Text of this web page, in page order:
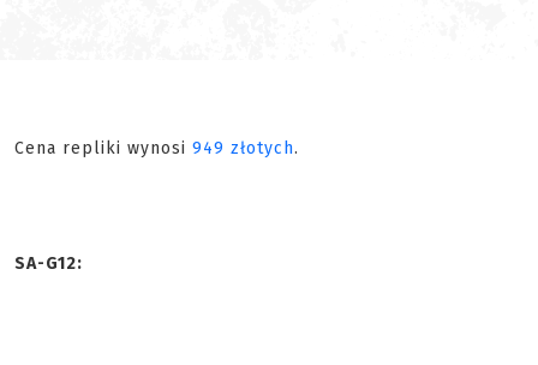
Cena repliki wynosi 949 złotych.
SA-G12: